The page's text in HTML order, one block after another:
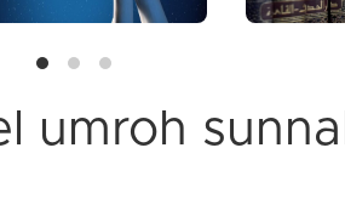
umroh